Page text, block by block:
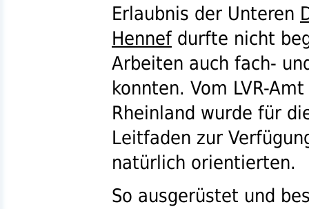
Erlaubnis der Unteren
Hennef durfte nicht
Arbeiten auch fach-
konnten. Vom LVR-
Rheinland wurde für
Leitfaden zur
natürlich orientierten.
So ausgerüstet und